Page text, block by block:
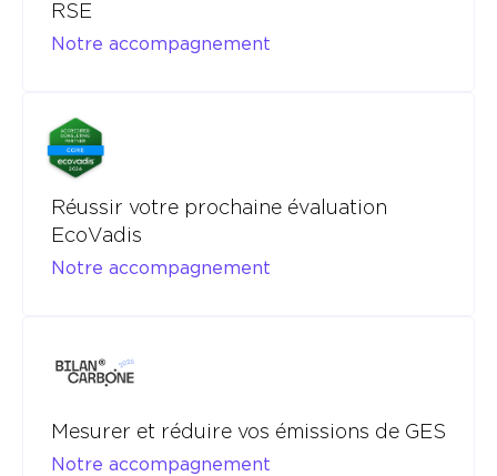
RSE
Notre accompagnement
Réussir votre prochaine évaluation
EcoVadis
Notre accompagnement
Mesurer et réduire vos émissions de GES
Notre accompagnement